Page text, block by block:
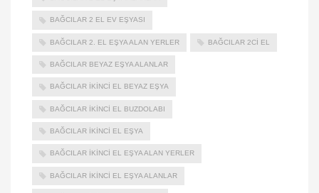
BAĞCILAR 2 EL EV EŞYASI
BAĞCILAR 2. EL EŞYA ALAN YERLER BAĞCILAR 2CI EL
BAĞCILAR BEYAZ EŞYA ALANLAR
BAĞCILAR İKINCI EL BEYAZ EŞYA
BAĞCILAR IKINCI EL BUZDOLABI
BAĞCILAR İKINCI EL EŞYA
BAĞCILAR İKINCI EL EŞYA ALAN YERLER
BAĞCILAR IKINCI EL EŞYA ALANLAR